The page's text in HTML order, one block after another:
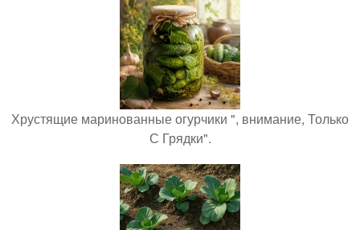
Хрустящие маринованные огурчики ", внимание, Только
С Грядки".